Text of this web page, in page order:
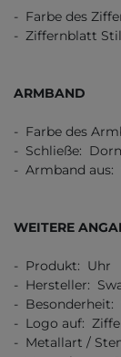
- Farbe des
- Ziffernblatt
ARMBAND
- Farbe des
- Schließe:
- Armband aus:
WEITERE
- Produkt: Uhr
- Hersteller:
- Besonderheit:
- Logo auf:
- Metallart /